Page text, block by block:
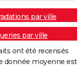
par ville
par ville
ont été recensés
donnée moyenne est